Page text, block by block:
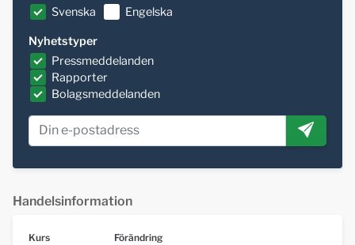
Svenska
Engelska
Nyhetstyper
Pressmeddelanden
Rapporter
Bolagsmeddelanden
Handelsinformation
Kurs Förändring